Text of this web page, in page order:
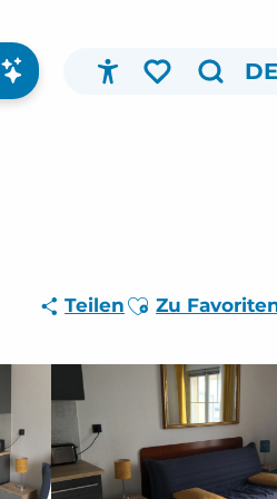
DE
Teilen Ajouter aux
Zu